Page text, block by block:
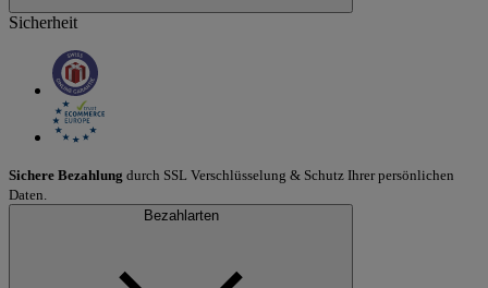
Sicherheit
Sichere Bezahlung durch SSL Verschlüsselung & Schutz Ihrer persönlichen
Daten.
Bezahlarten